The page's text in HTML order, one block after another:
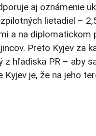
aj oznámenie
lietadiel –
a na
Preto Kyjev za
z hľadiska PR – aby
Kyjev je, že na jeho